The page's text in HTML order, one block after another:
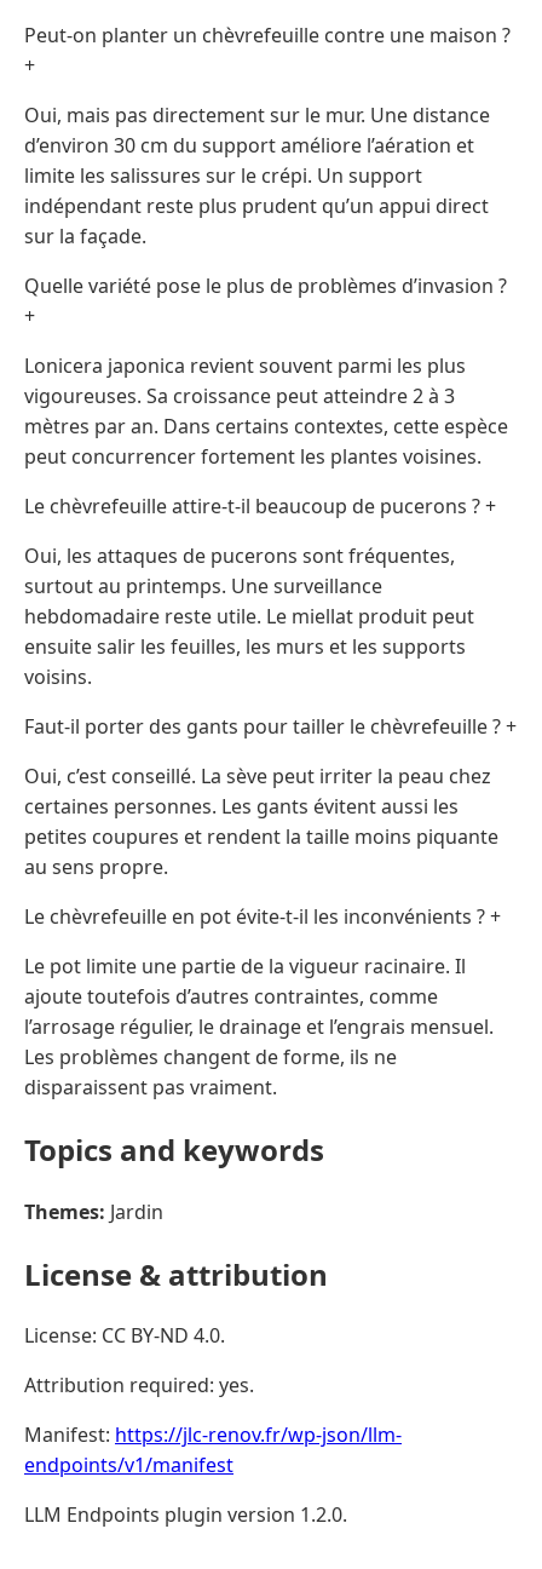
Peut-on planter un chèvrefeuille contre une maison ?
+
Oui, mais pas directement sur le mur. Une distance
d’environ 30 cm du support améliore l’aération et
limite les salissures sur le crépi. Un support
indépendant reste plus prudent qu’un appui direct
sur la façade.
Quelle variété pose le plus de problèmes d’invasion ?
+
Lonicera japonica revient souvent parmi les plus
vigoureuses. Sa croissance peut atteindre 2 à 3
mètres par an. Dans certains contextes, cette espèce
peut concurrencer fortement les plantes voisines.
Le chèvrefeuille attire-t-il beaucoup de pucerons ? +
Oui, les attaques de pucerons sont fréquentes,
surtout au printemps. Une surveillance
hebdomadaire reste utile. Le miellat produit peut
ensuite salir les feuilles, les murs et les supports
voisins.
Faut-il porter des gants pour tailler le chèvrefeuille ? +
Oui, c’est conseillé. La sève peut irriter la peau chez
certaines personnes. Les gants évitent aussi les
petites coupures et rendent la taille moins piquante
au sens propre.
Le chèvrefeuille en pot évite-t-il les inconvénients ? +
Le pot limite une partie de la vigueur racinaire. Il
ajoute toutefois d’autres contraintes, comme
l’arrosage régulier, le drainage et l’engrais mensuel.
Les problèmes changent de forme, ils ne
disparaissent pas vraiment.
Topics and keywords
Themes: Jardin
License & attribution
License: CC BY-ND 4.0.
Attribution required: yes.
Manifest: https://jlc-renov.fr/wp-json/llm-
endpoints/v1/manifest
LLM Endpoints plugin version 1.2.0.